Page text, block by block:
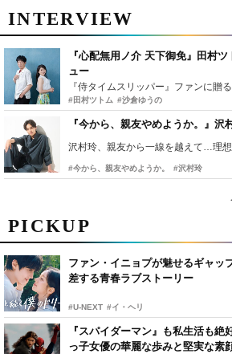
PICKUP
ファン・イニョプが魅せるギャッ
差する青春ラブストーリー
#U-NEXT #イ・ヘリ
『スパイダーマン』も私生活も
っ子女優の華麗な歩みと堅実な素
INTERVIEW
『心配無用ノ介 天下御免』田村
ュー
#田村ツトム #沙倉ゆうの
『今から、親友やめようか。』沢
沢村玲、親友から一線を越えて…理
#今から、親友やめようか。 #沢村玲